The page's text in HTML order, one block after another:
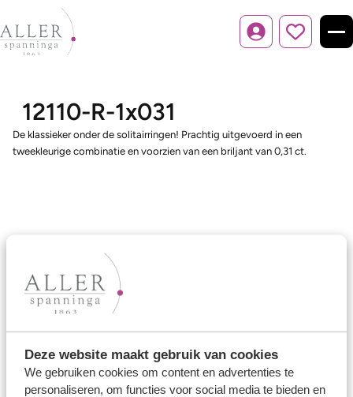
Deze website maakt gebruik van cookies
We gebruiken cookies om content en advertenties te
personaliseren, om functies voor social media te bieden en
Inloggen
12110-R-1x031
De klassieker onder de solitairringen! Prachtig uitgevoerd in een
tweekleurige combinatie en voorzien van een briljant van 0,31 ct.
Ons aanbod
Trouwringen
Memoireringen
Verlovingsringen
Vriendschapsringen